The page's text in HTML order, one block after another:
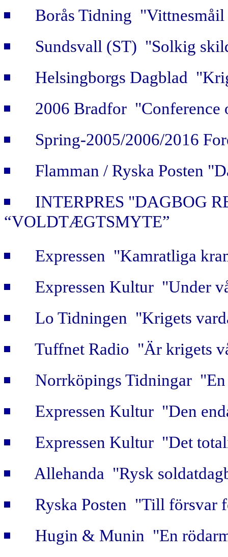
Borås Tidning
Sundsvall (ST) "Solkig
Helsingborgs Dagblad
2006 Bradfor "Conference
Spring-2005/2006/2016
Flamman / Ryska Posten
INTERPRES "DAGBOG
“VOLDTÆGTSMYTE”
Expressen "Kamratliga
Expressen Kultur "Under
Lo Tidningen "Krigets
Tuffnet Radio "Är krigets
Norrköpings Tidningar
Expressen Kultur "Den
Expressen Kultur "Det
Allehanda "Rysk
Ryska Posten "Till försvar
Hugin & Munin "En